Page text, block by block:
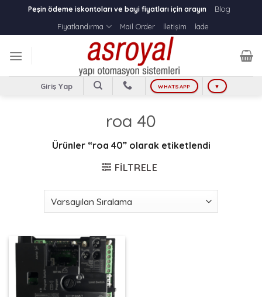
content
Peşin ödeme iskontoları ve bayi fiyatları için arayın
Blog
Fiyatlandırma
Mail Order İletişim İade
Giriş Yap WHATSAPP ♥
roa 40
Ürünler “roa 40” olarak etiketlendi
FILTRELE